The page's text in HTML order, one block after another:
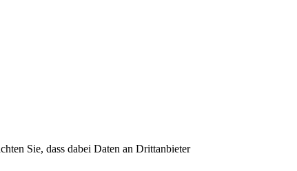
Sie, dass dabei Daten an Drittanbieter